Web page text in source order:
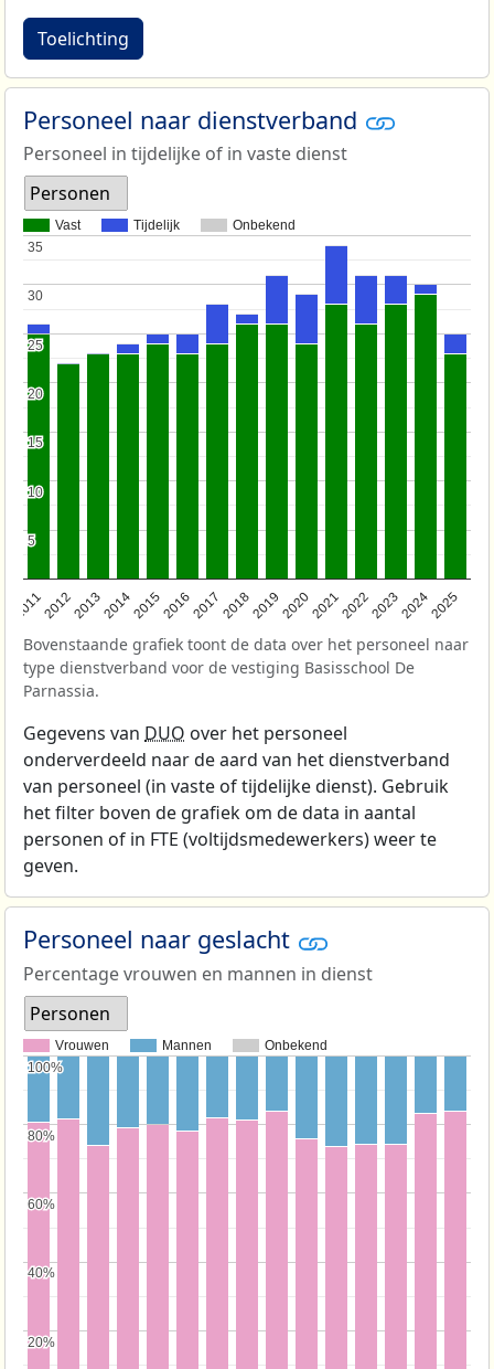
Toelichting
Personeel naar dienstverband
Personeel in tijdelijke of in vaste dienst
Personen
Vast Tijdelijk Onbekend
201120122013201420152016201720182019202020212022202320242025
5
5
10
10
15
15
20
20
25
25
30
30
35
35
Bovenstaande grafiek toont de data over het personeel naar
type dienstverband voor de vestiging Basisschool De
Parnassia.
Gegevens van DUO over het personeel
onderverdeeld naar de aard van het dienstverband
van personeel (in vaste of tijdelijke dienst). Gebruik
het filter boven de grafiek om de data in aantal
personen of in FTE (voltijdsmedewerkers) weer te
geven.
Personeel naar geslacht
Percentage vrouwen en mannen in dienst
Personen
Vrouwen Mannen Onbekend
20%
20%
40%
40%
60%
60%
80%
80%
100%
100%